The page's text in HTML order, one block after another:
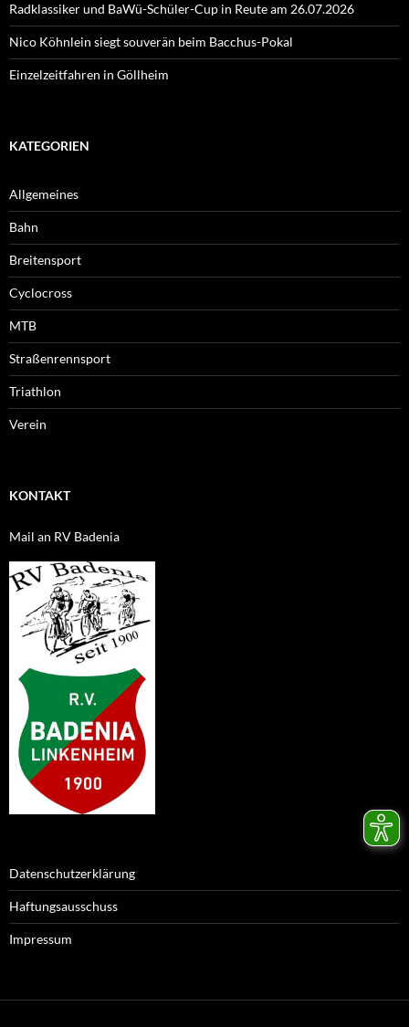
Radklassiker und BaWü-Schüler-Cup in Reute am 26.07.2026
Nico Köhnlein siegt souverän beim Bacchus-Pokal
Einzelzeitfahren in Göllheim
KATEGORIEN
Allgemeines
Bahn
Breitensport
Cyclocross
MTB
Straßenrennsport
Triathlon
Verein
KONTAKT
Mail an RV Badenia
Datenschutzerklärung
Haftungsausschuss
Impressum